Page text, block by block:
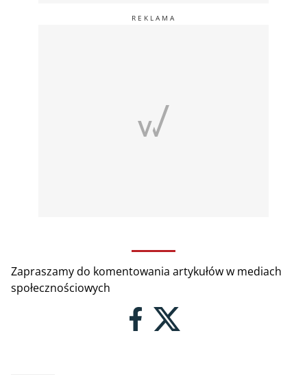
Zapraszamy do komentowania artykułów w mediach
społecznościowych